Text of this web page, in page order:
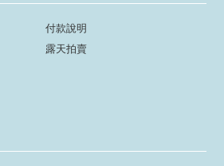
付款說明
露天拍賣